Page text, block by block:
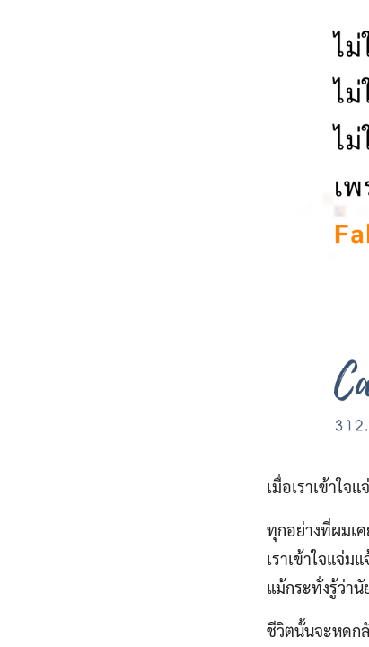
เมื่อเราเข้าใจ
ทุกอย่างที่ผมเ
เราเข้าใจแจ่ม
แม้กระทั่งรู้ว่า
ชีวิตนั้นจะหดก